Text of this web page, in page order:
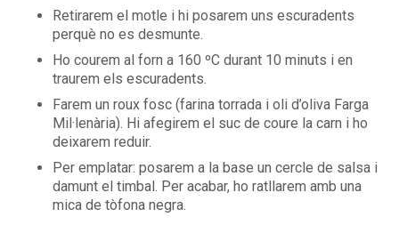
Retirarem el motle i hi posarem uns escuradents
perquè no es desmunte.
Ho courem al forn a 160 ºC durant 10 minuts i en
traurem els escuradents.
Farem un roux fosc (farina torrada i oli d’oliva Farga
Mil·lenària). Hi afegirem el suc de coure la carn i ho
deixarem reduir.
Per emplatar: posarem a la base un cercle de salsa i
damunt el timbal. Per acabar, ho ratllarem amb una
mica de tòfona negra.